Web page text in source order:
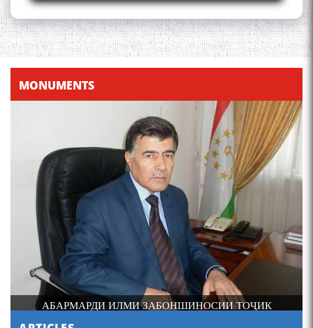
Қадамҷо - Лоҳутӣ
4-уми декабр- зодрӯзи
шоири абадзинда Абулқосим
Лоҳутӣ
MONUMENTS
АБАРМАРДИ ИЛМИ ЗАБОНШИНОСИИ ТОҶИК